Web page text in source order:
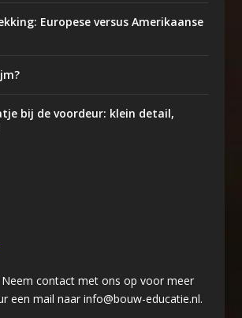
Europese versus Amerikaanse
bij de voordeur: klein detail,
Neem contact met ons op voor meer
een mail naar info@bouw-educatie.nl.